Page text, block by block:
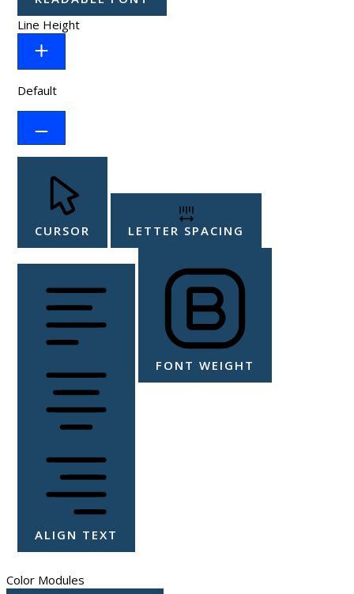
Line Height
Default
CURSOR LETTER SPACING
ALIGN TEXT
FONT WEIGHT
Color Modules